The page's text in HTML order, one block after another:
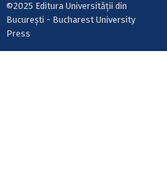
©2025 Editura Universității din
București - Bucharest University
Press